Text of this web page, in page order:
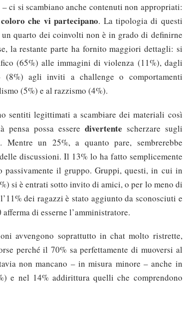
ci si scambiano anche contenuti non appropriati:
che vi partecipano. La tipologia di questi
quarto dei coinvolti non è in grado di definirne
la restante parte ha fornito maggiori dettagli: si
(65%) alle immagini di violenza (11%), dagli
(8%) agli inviti a challenge o comportamenti
(5%) e al razzismo (4%).
sentiti legittimati a scambiare dei materiali così
pensa possa essere divertente scherzare sugli
Mentre un 25%, a quanto pare, sembrerebbe
discussioni. Il 13% lo ha fatto semplicemente
passivamente il gruppo. Gruppi, questi, in cui in
si è entrati sotto invito di amici, o per lo meno di
dei ragazzi è stato aggiunto da sconosciuti e
di esserne l’amministratore.
avvengono soprattutto in chat molto ristrette,
perché il 70% sa perfettamente di muoversi al
non mancano – in misura minore – anche in
e nel 14% addirittura quelli che comprendono
possono commentare!